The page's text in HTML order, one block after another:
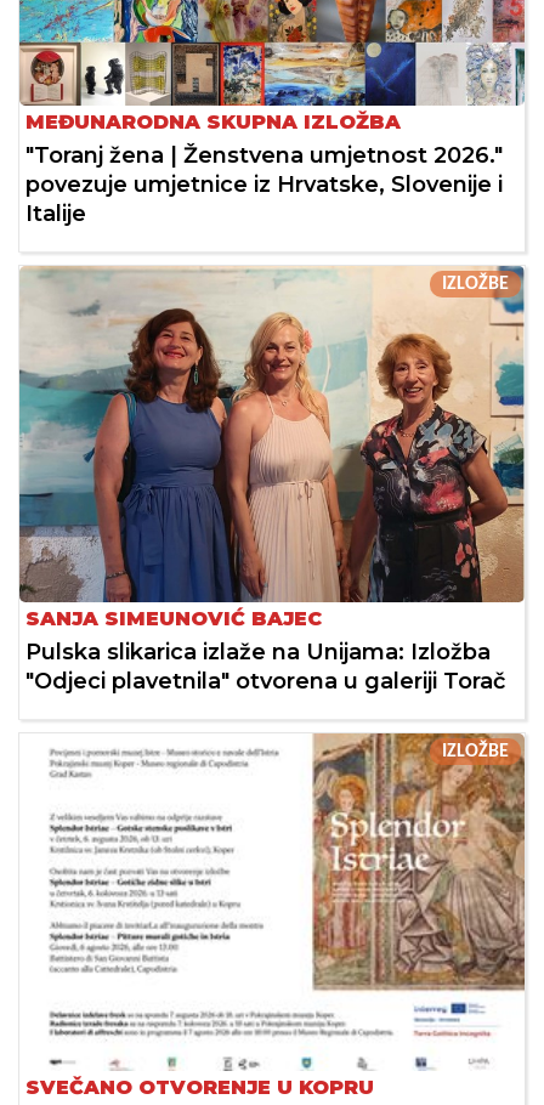
MEĐUNARODNA SKUPNA IZLOŽBA
"Toranj žena | Ženstvena umjetnost 2026."
povezuje umjetnice iz Hrvatske, Slovenije i
Italije
IZLOŽBE
SANJA SIMEUNOVIĆ BAJEC
Pulska slikarica izlaže na Unijama: Izložba
"Odjeci plavetnila" otvorena u galeriji Torač
IZLOŽBE
SVEČANO OTVORENJE U KOPRU